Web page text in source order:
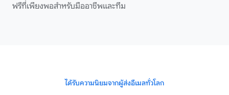
ฟรีที่เพียงพอสำหรับมืออาชีพและทีม
ได้รับความนิยมจากผู้ส่งอีเมลทั่วโลก
เรียบร้อยและฉันก็เริ่มใช้งานได้เลย แนะนำสุด ๆ ในทุกด้าน!!